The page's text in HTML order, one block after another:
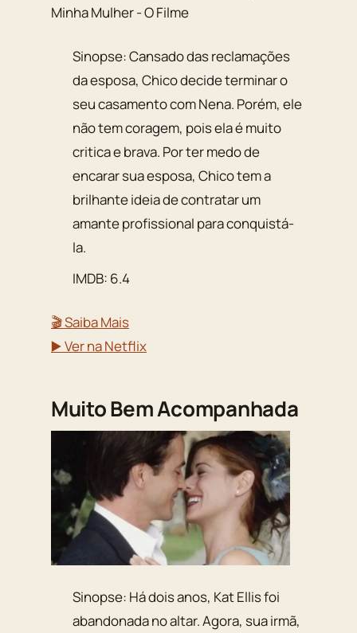
Sinopse: Cansado das reclamações
da esposa, Chico decide terminar o
seu casamento com Nena. Porém, ele
não tem coragem, pois ela é muito
critica e brava. Por ter medo de
encarar sua esposa, Chico tem a
brilhante ideia de contratar um
amante profissional para conquistá-
la.
IMDB: 6.4
🎬 Saiba Mais
▶️ Ver na Netflix
Muito Bem Acompanhada
Sinopse: Há dois anos, Kat Ellis foi
abandonada no altar. Agora, sua irmã,